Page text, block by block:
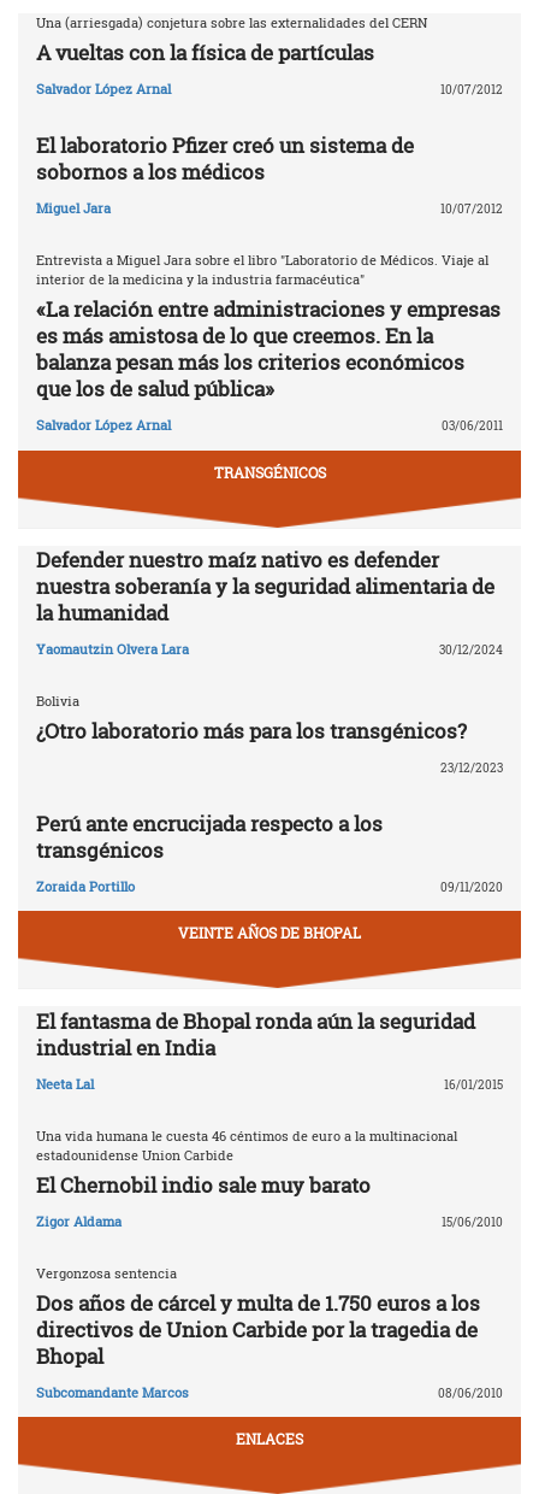
Una (arriesgada) conjetura sobre las externalidades del CERN
A vueltas con la física de partículas
Salvador López Arnal 10/07/2012
El laboratorio Pfizer creó un sistema de
sobornos a los médicos
Miguel Jara 10/07/2012
Entrevista a Miguel Jara sobre el libro "Laboratorio de Médicos. Viaje al
interior de la medicina y la industria farmacéutica"
«La relación entre administraciones y empresas
es más amistosa de lo que creemos. En la
balanza pesan más los criterios económicos
que los de salud pública»
Salvador López Arnal 03/06/2011
TRANSGÉNICOS
Defender nuestro maíz nativo es defender
nuestra soberanía y la seguridad alimentaria de
la humanidad
Yaomautzin Olvera Lara 30/12/2024
Bolivia
¿Otro laboratorio más para los transgénicos?
23/12/2023
Perú ante encrucijada respecto a los
transgénicos
Zoraida Portillo 09/11/2020
VEINTE AÑOS DE BHOPAL
El fantasma de Bhopal ronda aún la seguridad
industrial en India
Neeta Lal 16/01/2015
Una vida humana le cuesta 46 céntimos de euro a la multinacional
estadounidense Union Carbide
El Chernobil indio sale muy barato
Zigor Aldama 15/06/2010
Vergonzosa sentencia
Dos años de cárcel y multa de 1.750 euros a los
directivos de Union Carbide por la tragedia de
Bhopal
Subcomandante Marcos 08/06/2010
ENLACES